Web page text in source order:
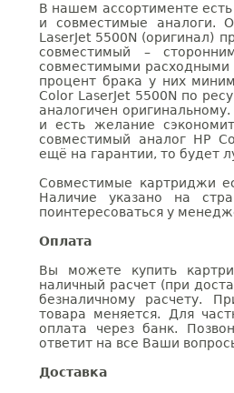
В нашем ассортименте
и совместимые аналоги.
LaserJet 5500N (оригинал)
совместимый –
совместимыми расходными
процент брака у них
Color LaserJet 5500N по
аналогичен
и есть желание
совместимый аналог HP
ещё на гарантии, то будет
Совместимые картриджи
Наличие указано на
поинтересоваться у
Оплата
Вы можете купить
наличный расчет (при
безналичному расчету.
товара меняется. Для
оплата через банк.
ответит на все Ваши
Доставка